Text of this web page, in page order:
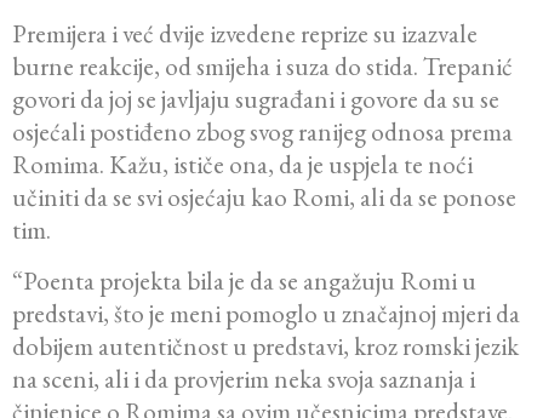
Premijera i već dvije izvedene reprize su izazvale
burne reakcije, od smijeha i suza do stida. Trepanić
govori da joj se javljaju sugrađani i govore da su se
osjećali postiđeno zbog svog ranijeg odnosa prema
Romima. Kažu, ističe ona, da je uspjela te noći
učiniti da se svi osjećaju kao Romi, ali da se ponose
tim.
“Poenta projekta bila je da se angažuju Romi u
predstavi, što je meni pomoglo u značajnoj mjeri da
dobijem autentičnost u predstavi, kroz romski jezik
na sceni, ali i da provjerim neka svoja saznanja i
činjenice o Romima sa ovim učesnicima predstave.